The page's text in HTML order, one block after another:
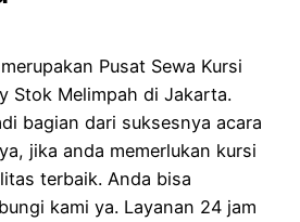
Pusat Sewa Kursi
Stok Melimpah di Jakarta.
bagian dari suksesnya acara
jika anda memerlukan kursi
terbaik. Anda bisa
kami ya. Layanan 24 jam